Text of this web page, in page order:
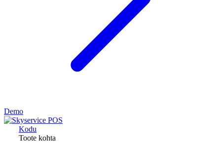
Demo
Kodu
Toote kohta